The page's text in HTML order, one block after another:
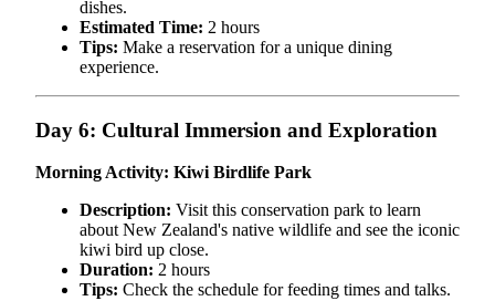
dishes.
Estimated Time: 2 hours
Tips: Make a reservation for a unique dining
experience.
Day 6: Cultural Immersion and Exploration
Morning Activity: Kiwi Birdlife Park
Description: Visit this conservation park to learn
about New Zealand's native wildlife and see the iconic
kiwi bird up close.
Duration: 2 hours
Tips: Check the schedule for feeding times and talks.